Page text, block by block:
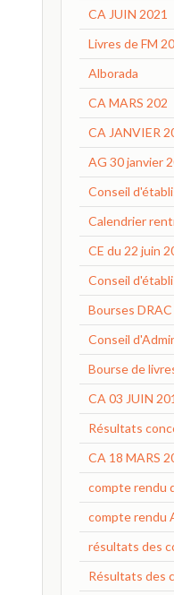
CA JUIN 2021
Livres de FM
Alborada
CA MARS 202
CA JANVIER
AG 30 janvier
Conseil
Calendrier
CE du 22 juin
Conseil
Bourses
Conseil
Bourse de
CA 03 JUIN
Résultats
CA 18 MARS
compte rendu
compte rendu
résultats des
Résultats des